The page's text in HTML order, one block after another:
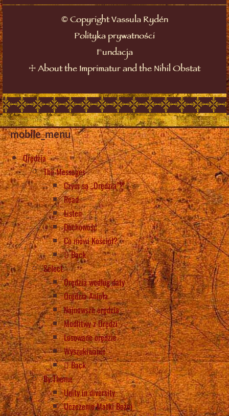
©Copyright Vassula Rydén
Polityka prywatności
Fundacja
☩ About the Imprimatur and the Nihil Obstat
mobile_menu
Orędzia
The Messages
Czym są „Orędzia”?
Read
Listen
Duchowość
Co mówi Kościół?
Back
Select
Orędzia według daty
Orędzia Anioła
Najnowsze orędzia
Modlitwy z Orędzi
Losowane orędzie
Wyszukiwanie
Back
By Theme
Unity in diversity
Uczczenie Matki Bożej